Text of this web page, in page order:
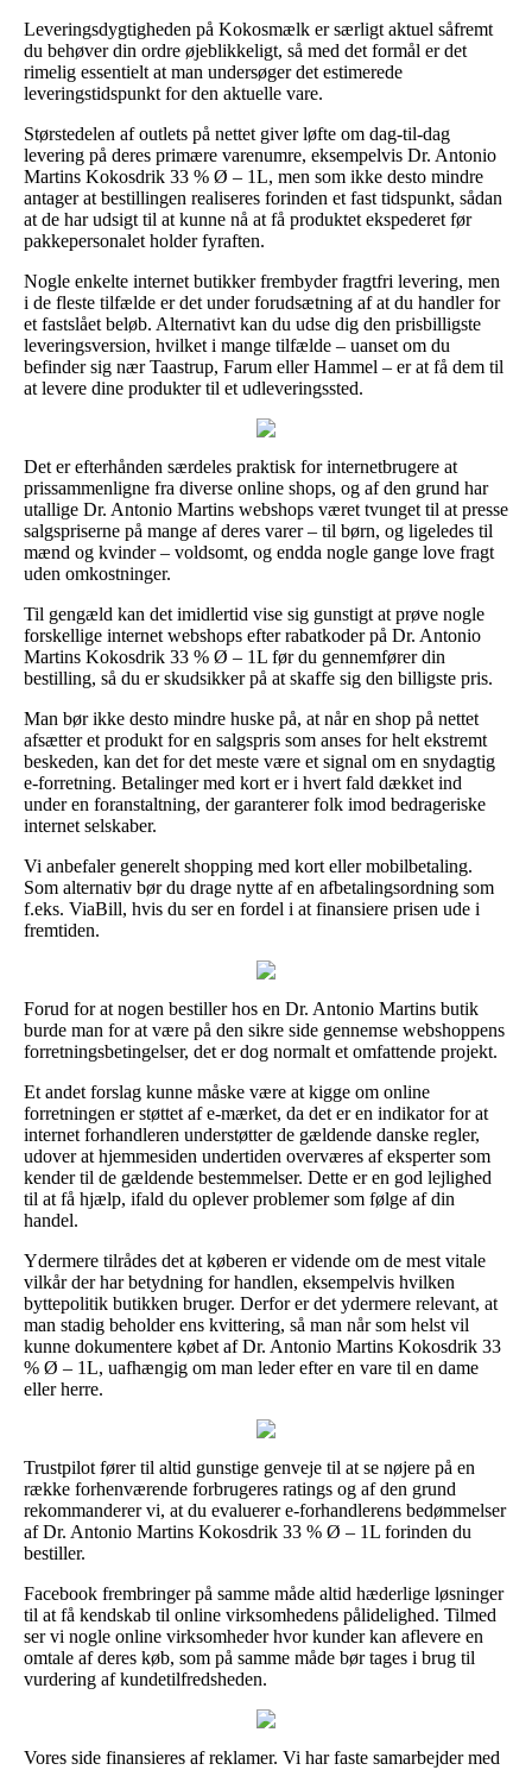
Leveringsdygtigheden på Kokosmælk er særligt aktuel såfremt
du behøver din ordre øjeblikkeligt, så med det formål er det
rimelig essentielt at man undersøger det estimerede
leveringstidspunkt for den aktuelle vare.
Størstedelen af outlets på nettet giver løfte om dag-til-dag
levering på deres primære varenumre, eksempelvis Dr. Antonio
Martins Kokosdrik 33 % Ø – 1L, men som ikke desto mindre
antager at bestillingen realiseres forinden et fast tidspunkt, sådan
at de har udsigt til at kunne nå at få produktet ekspederet før
pakkepersonalet holder fyraften.
Nogle enkelte internet butikker frembyder fragtfri levering, men
i de fleste tilfælde er det under forudsætning af at du handler for
et fastslået beløb. Alternativt kan du udse dig den prisbilligste
leveringsversion, hvilket i mange tilfælde – uanset om du
befinder sig nær Taastrup, Farum eller Hammel – er at få dem til
at levere dine produkter til et udleveringssted.
Det er efterhånden særdeles praktisk for internetbrugere at
prissammenligne fra diverse online shops, og af den grund har
utallige Dr. Antonio Martins webshops været tvunget til at presse
salgspriserne på mange af deres varer – til børn, og ligeledes til
mænd og kvinder – voldsomt, og endda nogle gange love fragt
uden omkostninger.
Til gengæld kan det imidlertid vise sig gunstigt at prøve nogle
forskellige internet webshops efter rabatkoder på Dr. Antonio
Martins Kokosdrik 33 % Ø – 1L før du gennemfører din
bestilling, så du er skudsikker på at skaffe sig den billigste pris.
Man bør ikke desto mindre huske på, at når en shop på nettet
afsætter et produkt for en salgspris som anses for helt ekstremt
beskeden, kan det for det meste være et signal om en snydagtig
e-forretning. Betalinger med kort er i hvert fald dækket ind
under en foranstaltning, der garanterer folk imod bedrageriske
internet selskaber.
Vi anbefaler generelt shopping med kort eller mobilbetaling.
Som alternativ bør du drage nytte af en afbetalingsordning som
f.eks. ViaBill, hvis du ser en fordel i at finansiere prisen ude i
fremtiden.
Forud for at nogen bestiller hos en Dr. Antonio Martins butik
burde man for at være på den sikre side gennemse webshoppens
forretningsbetingelser, det er dog normalt et omfattende projekt.
Et andet forslag kunne måske være at kigge om online
forretningen er støttet af e-mærket, da det er en indikator for at
internet forhandleren understøtter de gældende danske regler,
udover at hjemmesiden undertiden overværes af eksperter som
kender til de gældende bestemmelser. Dette er en god lejlighed
til at få hjælp, ifald du oplever problemer som følge af din
handel.
Ydermere tilrådes det at køberen er vidende om de mest vitale
vilkår der har betydning for handlen, eksempelvis hvilken
byttepolitik butikken bruger. Derfor er det ydermere relevant, at
man stadig beholder ens kvittering, så man når som helst vil
kunne dokumentere købet af Dr. Antonio Martins Kokosdrik 33
% Ø – 1L, uafhængig om man leder efter en vare til en dame
eller herre.
Trustpilot fører til altid gunstige genveje til at se nøjere på en
række forhenværende forbrugeres ratings og af den grund
rekommanderer vi, at du evaluerer e-forhandlerens bedømmelser
af Dr. Antonio Martins Kokosdrik 33 % Ø – 1L forinden du
bestiller.
Facebook frembringer på samme måde altid hæderlige løsninger
til at få kendskab til online virksomhedens pålidelighed. Tilmed
ser vi nogle online virksomheder hvor kunder kan aflevere en
omtale af deres køb, som på samme måde bør tages i brug til
vurdering af kundetilfredsheden.
Vores side finansieres af reklamer. Vi har faste samarbejder med